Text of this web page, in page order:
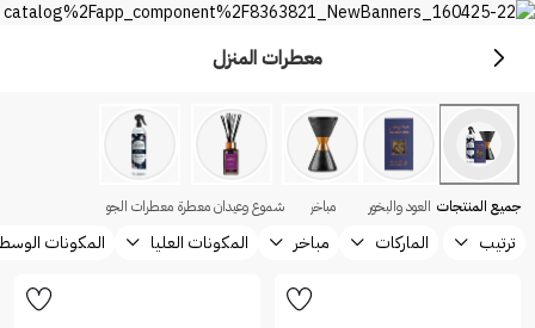
معطرات المنزل
تسوق أفضل معطرات المنزل من نايس ون السعودية
معطرات المنزل
جميع المنتجات العود والبخور مباخر شموع وعيدان معطرة معطرات الجو
ترتيب الماركات مباخر المكونات العليا المكونات